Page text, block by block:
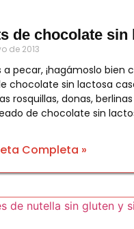
de chocolate sin
de 2013
a pecar, ¡hagámoslo bien
chocolate sin lactosa
rosquillas, donas,
de chocolate sin
Completa »